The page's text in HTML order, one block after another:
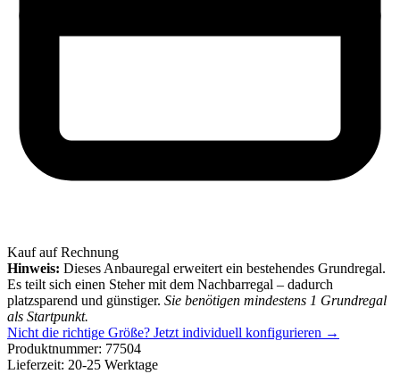
Kauf auf Rechnung
Hinweis: Dieses Anbauregal erweitert ein bestehendes Grundregal.
Es teilt sich einen Steher mit dem Nachbarregal – dadurch
platzsparend und günstiger. Sie benötigen mindestens 1 Grundregal
als Startpunkt.
Nicht die richtige Größe? Jetzt individuell konfigurieren →
Produktnummer: 77504
Lieferzeit: 20-25 Werktage